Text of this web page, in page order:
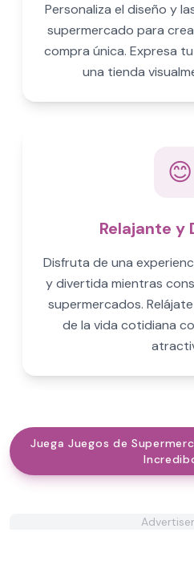
Personaliza el diseño y
supermercado para
compra única. Expresa
una tienda
😊
Relajante y
Disfruta de una
y divertida mientras
supermercados.
de la vida cotidiana
Juega Juegos de